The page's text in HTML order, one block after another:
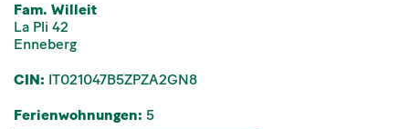
Fam. Willeit
La Pli 42
Enneberg
CIN: IT021047B5ZPZA2GN8
Ferienwohnungen: 5